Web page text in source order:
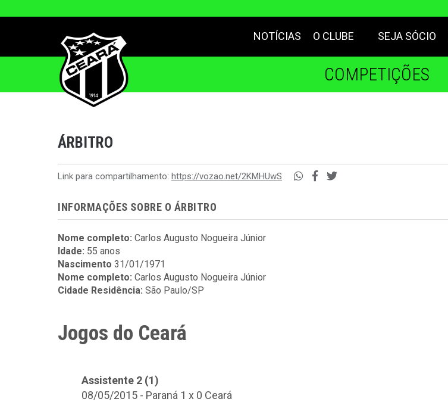
NOTÍCIAS O CLUBE SEJA SÓCIO
COMPETIÇÕES
ÁRBITRO
Link para compartilhamento: https://vozao.net/2KMHUwS
INFORMAÇÕES SOBRE O ÁRBITRO
Nome completo: Carlos Augusto Nogueira Júnior
Idade: 55 anos
Nascimento 31/01/1971
Nome completo: Carlos Augusto Nogueira Júnior
Cidade Residência: São Paulo/SP
Jogos do Ceará
Assistente 2 (1)
08/05/2015 - Paraná 1 x 0 Ceará